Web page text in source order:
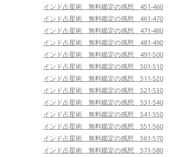
インド占星術 無料鑑定の感想 451-460
インド占星術 無料鑑定の感想 461-470
インド占星術 無料鑑定の感想 471-480
インド占星術 無料鑑定の感想 481-490
インド占星術 無料鑑定の感想 491-500
インド占星術 無料鑑定の感想 501-510
インド占星術 無料鑑定の感想 511-520
インド占星術 無料鑑定の感想 521-530
インド占星術 無料鑑定の感想 531-540
インド占星術 無料鑑定の感想 541-550
インド占星術 無料鑑定の感想 551-560
インド占星術 無料鑑定の感想 561-570
インド占星術 無料鑑定の感想 571-580